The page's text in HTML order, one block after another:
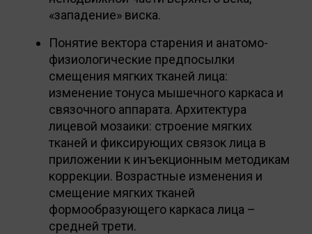
«западение» виска.
Понятие вектора старения и анатомо-
физиологические предпосылки
смещения мягких тканей лица:
изменение тонуса мышечного каркаса и
связочного аппарата. Архитектура
лицевой мозаики: строение мягких
тканей и фиксирующих связок лица в
приложении к инъекционным методикам
коррекции. Возрастные изменения и
смещение мягких тканей
формообразующего каркаса лица –
средней трети.